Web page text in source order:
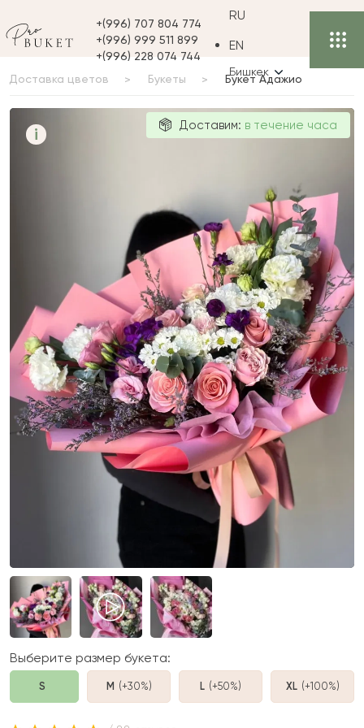
+(996) 707 804 774
+(996) 999 511 899
+(996) 228 074 744
RU
EN
Бишкек
Доставка цветов Букеты Букет Адажио
i
Букет Адажио Доставим: в течение часа
Выберите размер букета:
S M (+30%) L (+50%) XL (+100%)